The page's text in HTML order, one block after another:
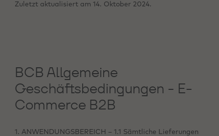
Zuletzt aktualisiert am 14. Oktober 2024.
BCB Allgemeine
Geschäftsbedingungen - E-
Commerce B2B
1. ANWENDUNGSBEREICH – 1.1 Sämtliche Lieferungen